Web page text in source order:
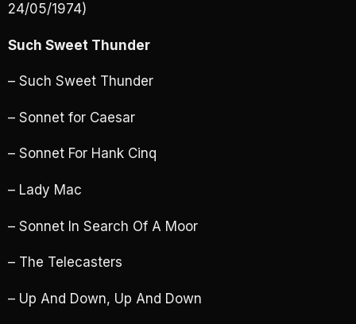
24/05/1974)
Such Sweet Thunder
– Such Sweet Thunder
– Sonnet for Caesar
– Sonnet For Hank Cinq
– Lady Mac
– Sonnet In Search Of A Moor
– The Telecasters
– Up And Down, Up And Down